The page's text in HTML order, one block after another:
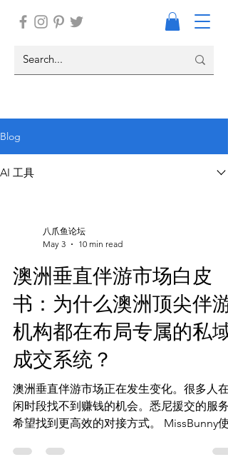
Blog
AI 工具
八爪鱼论坛
May 3
10 min read
澳洲垂直伴游市场白皮
书：为什么澳洲顶尖伴游
机构都在布局专属的私域
成交系统？
澳洲垂直伴游市场正在发生变化。很多人在
闲时段找不到赚钱的机会。悉尼援交的服务
希望找到更高效的对接方式。 MissBunny使用
确定性订单的收入。 私域成交系统提高了个